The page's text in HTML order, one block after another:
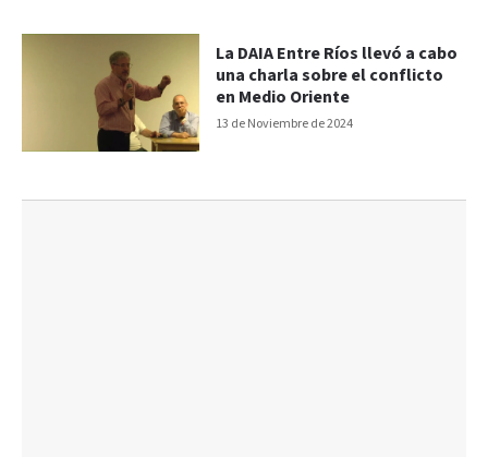
13 de Noviembre de 2024
La DAIA Entre Ríos llevó a cabo
una charla sobre el conflicto
en Medio Oriente